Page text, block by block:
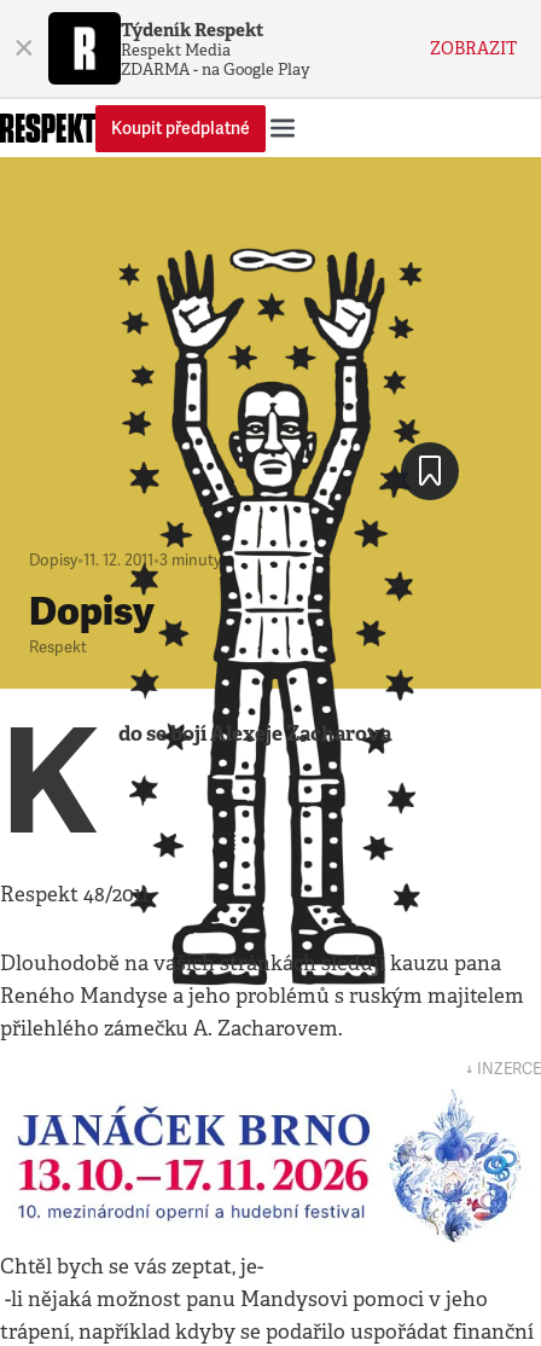
× Týdeník Respekt
Respekt Media
ZDARMA - na Google Play
ZOBRAZIT
Koupit předplatné
Dopisy•11. 12. 2011•3 minuty
Dopisy
Respekt
K do se bojí Alexeje Zacharova
Respekt 48/2011
Dlouhodobě na vašich stránkách sleduji kauzu pana
Reného Mandyse a jeho problémů s ruským majitelem
přilehlého zámečku A. Zacharovem.
↓ INZERCE
Chtěl bych se vás zeptat, je-
-li nějaká možnost panu Mandysovi pomoci v jeho
trápení, například kdyby se podařilo uspořádat finanční